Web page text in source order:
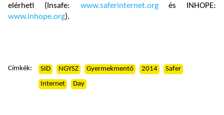
elérheti (Insafe: www.saferinternet.orgés INHOPE:
www.inhope.org).
Címkék: SID NGYSZ Gyermekmentő 2014
Safer
Internet
Day